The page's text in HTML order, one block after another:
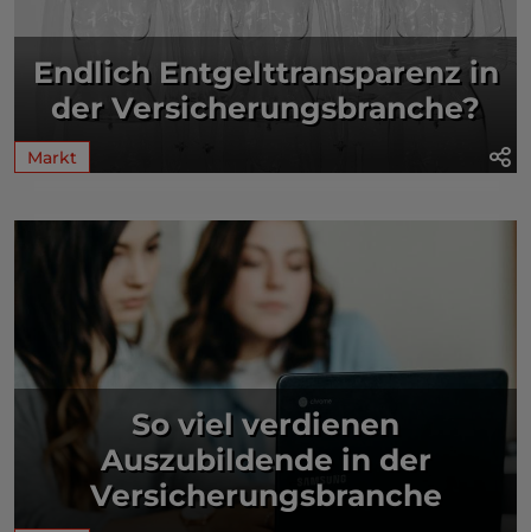
Endlich Entgelttransparenz in
der Versicherungsbranche?
Markt
So viel verdienen
Auszubildende in der
Versicherungsbranche